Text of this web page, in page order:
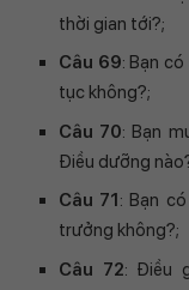
thời gian tới?;
Câu 69: Bạn
tục không?;
Câu 70: Bạn
Điều dưỡng
Câu 71: Bạn
trưởng không?;
Câu 72: Điều